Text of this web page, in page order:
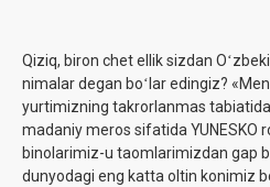
Qiziq, biron chet ellik sizdan
nimalar degan boʻlar edingiz?
yurtimizning takrorlanmas
madaniy meros sifatida YUNESKO
binolarimiz-u taomlarimizdan gap
dunyodagi eng katta oltin konimiz